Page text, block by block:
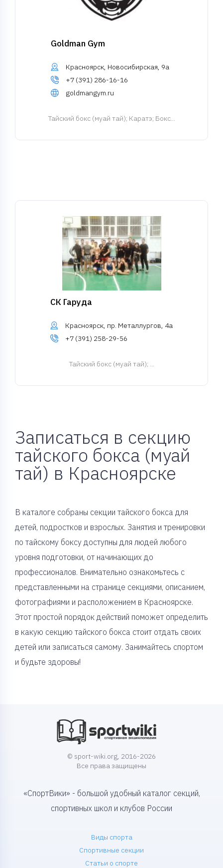
Goldman Gym
Красноярск, Новосибирская, 9а
+7 (391) 286-16-16
goldmangym.ru
Тайский бокс (муай тай); Каратэ; Бокс...
СК Гаруда
Красноярск, пр. Металлургов, 4а
+7 (391) 258-29-56
Тайский бокс (муай тай); ...
Записаться в секцию
тайского бокса (муай
тай) в Красноярске
В каталоге собраны секции тайского бокса для
детей, подростков и взрослых. Занятия и тренировки
по тайскому боксу доступны для людей любого
уровня подготовки, от начинающих до
профессионалов. Внимательно ознакомьтесь с
представленными на странице секциями, описанием,
фотографиями и расположением в Красноярске.
Этот простой порядок действий поможет определить
в какую секцию тайского бокса стоит отдать своих
детей или записаться самому. Занимайтесь спортом
и будьте здоровы!
© sport-wiki.org, 2016-2026
Все права защищены
«СпортВики» - большой удобный каталог секций,
спортивных школ и клубов России
Виды спорта
Спортивные секции
Статьи о спорте